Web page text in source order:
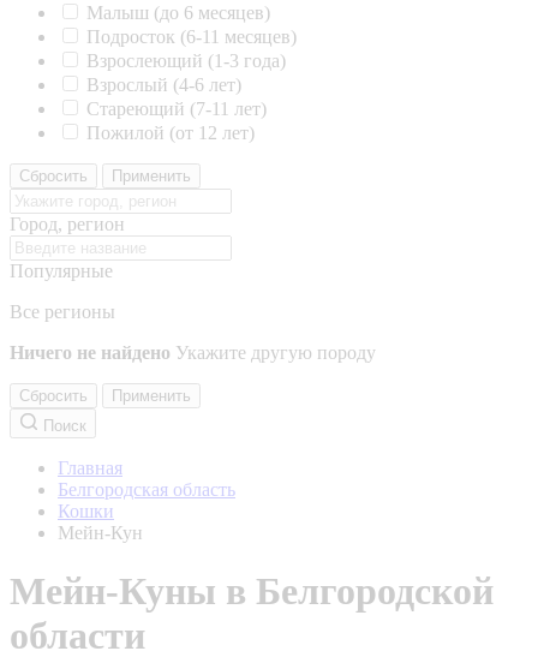
Малыш (до 6 месяцев)
Подросток (6-11 месяцев)
Взрослеющий (1-3 года)
Взрослый (4-6 лет)
Стареющий (7-11 лет)
Пожилой (от 12 лет)
Сбросить Применить
Город, регион
Популярные
Все регионы
Ничего не найдено Укажите другую породу
Сбросить
Применить
Поиск
Главная
Белгородская область
Кошки
Мейн-Кун
Мейн-Куны в Белгородской
области